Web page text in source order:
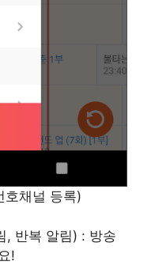
호채널 등록)
, 반복 알림) : 방송
!